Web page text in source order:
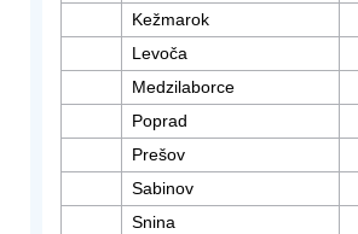
Kežmarok
Levoča
Medzilaborce
Poprad
Prešov
Sabinov
Snina